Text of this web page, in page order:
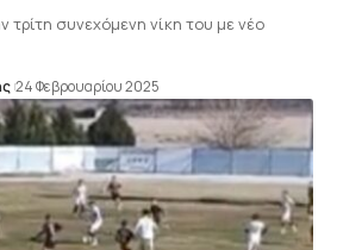
τρίτη συνεχόμενη νίκη του με νέο
24 Φεβρουαρίου 2025